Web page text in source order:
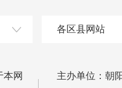
各区县网站
本网
主办单位：朝